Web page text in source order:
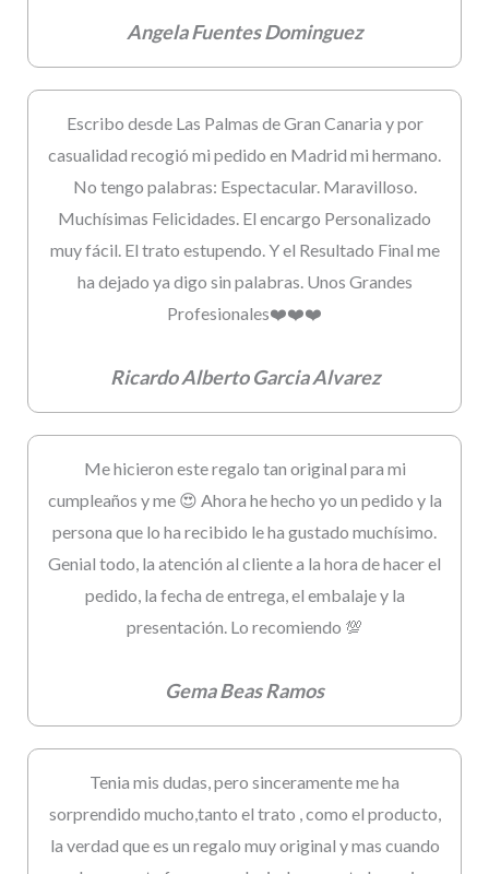
Angela Fuentes Dominguez
Escribo desde Las Palmas de Gran Canaria y por
casualidad recogió mi pedido en Madrid mi hermano.
No tengo palabras: Espectacular. Maravilloso.
Muchísimas Felicidades. El encargo Personalizado
muy fácil. El trato estupendo. Y el Resultado Final me
ha dejado ya digo sin palabras. Unos Grandes
Profesionales❤️❤️❤️
Ricardo Alberto Garcia Alvarez
Me hicieron este regalo tan original para mi
cumpleaños y me 😍 Ahora he hecho yo un pedido y la
persona que lo ha recibido le ha gustado muchísimo.
Genial todo, la atención al cliente a la hora de hacer el
pedido, la fecha de entrega, el embalaje y la
presentación. Lo recomiendo 💯
Gema Beas Ramos
Tenia mis dudas, pero sinceramente me ha
sorprendido mucho,tanto el trato , como el producto,
la verdad que es un regalo muy original y mas cuando